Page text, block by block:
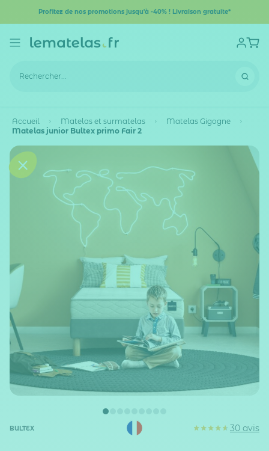
Profitez de nos promotions jusqu'à -40% ! Livraison gratuite*
Accueil Matelas et surmatelas
Matelas Gigogne
Matelas junior Bultex primo Fair 2
BULTEX 30 avis